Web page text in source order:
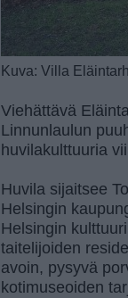
Kuva: Villa
Viehättävä
Linnunlaulun
huvilakulttuuria
Huvila sijaitsee
Helsingin
Helsingin
taitelijoiden
avoin, pysyvä
kotimuseoiden